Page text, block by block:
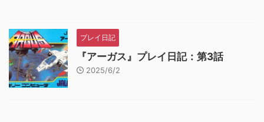
プレイ日記
『アーガス』プレイ日記：第3話
2025/6/2